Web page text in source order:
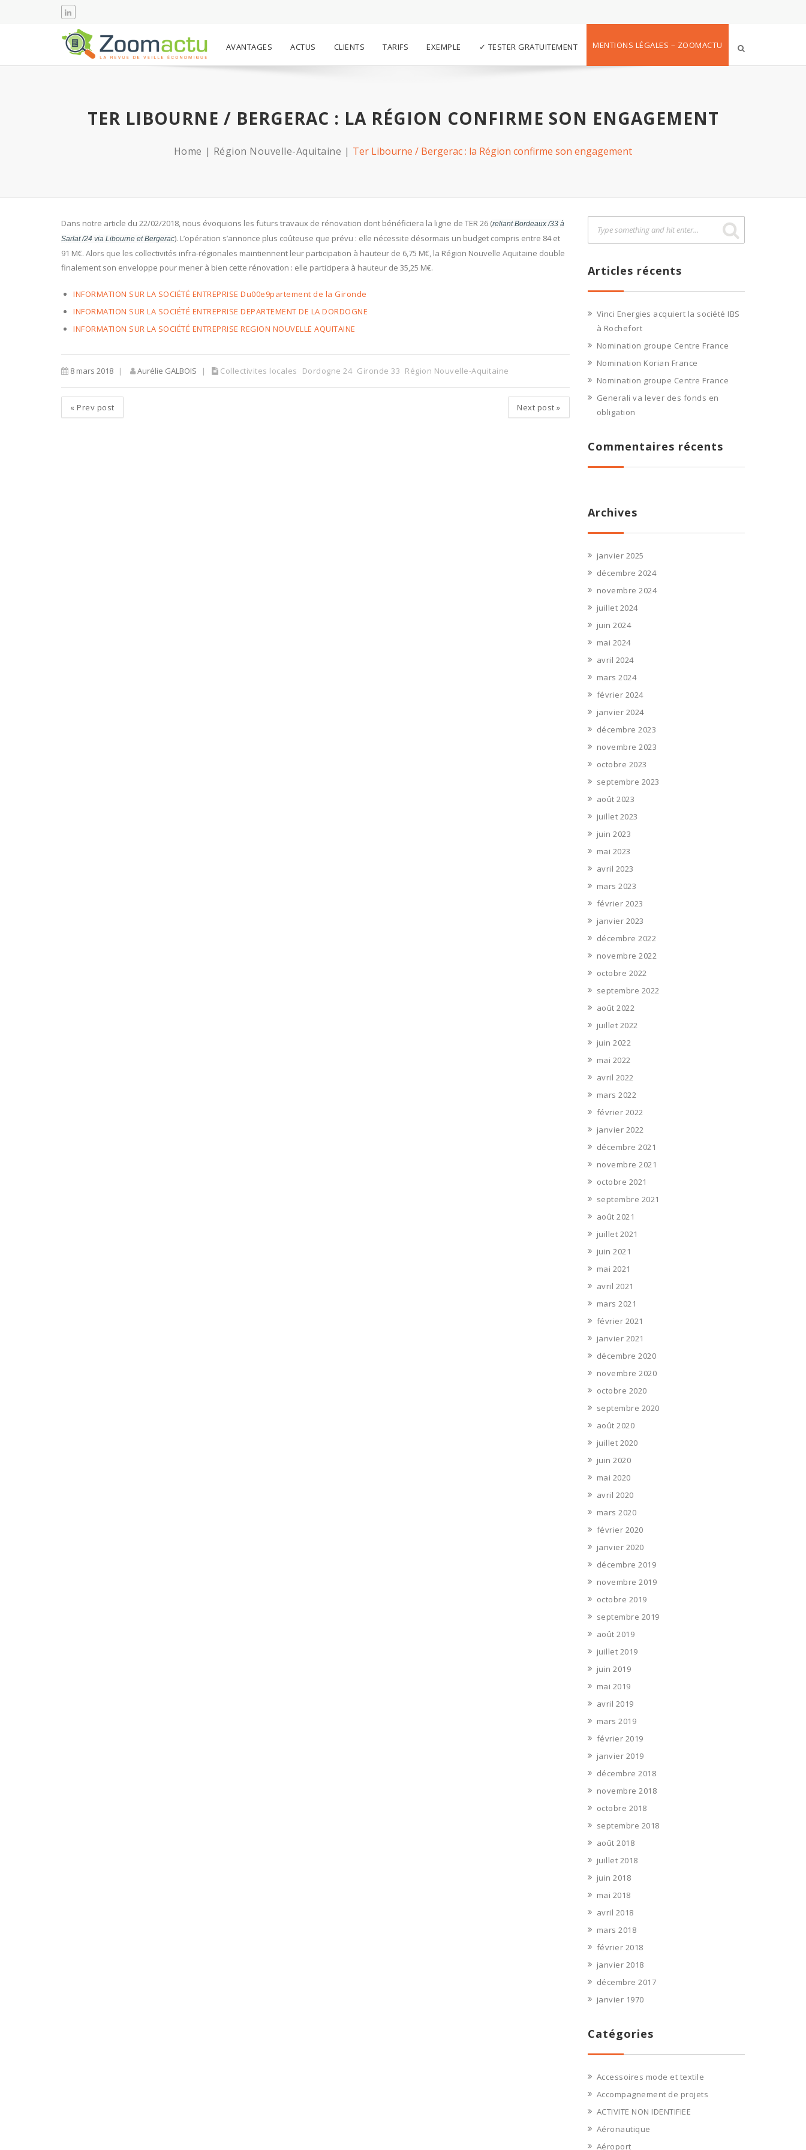
AVANTAGES ACTUS CLIENTS TARIFS EXEMPLE ✓ TESTER GRATUITEMENT MENTIONS LÉGALES – ZOOMACTU
TER LIBOURNE / BERGERAC : LA RÉGION CONFIRME SON ENGAGEMENT
Home Région Nouvelle-Aquitaine Ter Libourne / Bergerac : la Région confirme son engagement
Dans notre article du 22/02/2018, nous évoquions les futurs travaux de rénovation dont bénéficiera la ligne de TER 26 (reliant Bordeaux /33 à
Sarlat /24 via Libourne et Bergerac). L’opération s’annonce plus coûteuse que prévu : elle nécessite désormais un budget compris entre 84 et
91 M€. Alors que les collectivités infra-régionales maintiennent leur participation à hauteur de 6,75 M€, la Région Nouvelle Aquitaine double
finalement son enveloppe pour mener à bien cette rénovation : elle participera à hauteur de 35,25 M€.
INFORMATION SUR LA SOCIÉTÉ ENTREPRISE Du00e9partement de la Gironde
INFORMATION SUR LA SOCIÉTÉ ENTREPRISE DEPARTEMENT DE LA DORDOGNE
INFORMATION SUR LA SOCIÉTÉ ENTREPRISE REGION NOUVELLE AQUITAINE
8 mars 2018 Aurélie GALBOIS Collectivites locales Dordogne 24 Gironde 33 Région Nouvelle-Aquitaine
« Prev post Next post »
Articles récents
Vinci Energies acquiert la société IBS
à Rochefort
Nomination groupe Centre France
Nomination Korian France
Nomination groupe Centre France
Generali va lever des fonds en
obligation
Commentaires récents
Archives
janvier 2025
décembre 2024
novembre 2024
juillet 2024
juin 2024
mai 2024
avril 2024
mars 2024
février 2024
janvier 2024
décembre 2023
novembre 2023
octobre 2023
septembre 2023
août 2023
juillet 2023
juin 2023
mai 2023
avril 2023
mars 2023
février 2023
janvier 2023
décembre 2022
novembre 2022
octobre 2022
septembre 2022
août 2022
juillet 2022
juin 2022
mai 2022
avril 2022
mars 2022
février 2022
janvier 2022
décembre 2021
novembre 2021
octobre 2021
septembre 2021
août 2021
juillet 2021
juin 2021
mai 2021
avril 2021
mars 2021
février 2021
janvier 2021
décembre 2020
novembre 2020
octobre 2020
septembre 2020
août 2020
juillet 2020
juin 2020
mai 2020
avril 2020
mars 2020
février 2020
janvier 2020
décembre 2019
novembre 2019
octobre 2019
septembre 2019
août 2019
juillet 2019
juin 2019
mai 2019
avril 2019
mars 2019
février 2019
janvier 2019
décembre 2018
novembre 2018
octobre 2018
septembre 2018
août 2018
juillet 2018
juin 2018
mai 2018
avril 2018
mars 2018
février 2018
janvier 2018
décembre 2017
janvier 1970
Catégories
Accessoires mode et textile
Accompagnement de projets
ACTIVITE NON IDENTIFIEE
Aéronautique
Aéroport